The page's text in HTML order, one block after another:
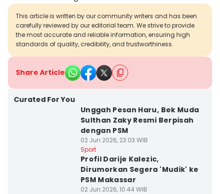
This article is written by our community writers and has been
carefully reviewed by our editorial team. We strive to provide
the most accurate and reliable information, ensuring high
standards of quality, credibility, and trustworthiness.
Share Article
Curated For You
Unggah Pesan Haru, Bek Muda
Sulthan Zaky Resmi Berpisah
dengan PSM
02 Jun 2026, 23:03 WIB
Sport
Profil Darije Kalezic,
Dirumorkan Segera 'Mudik' ke
PSM Makassar
02 Jun 2026, 10:44 WIB